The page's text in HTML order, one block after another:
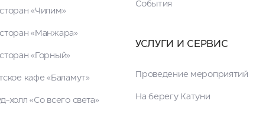
«Чилим»
«Манжара»
«Горный»
кафе «Баламут»
холл «Со всего света»
События
УСЛУГИ И СЕРВИС
Проведение мероприятий
На берегу Катуни